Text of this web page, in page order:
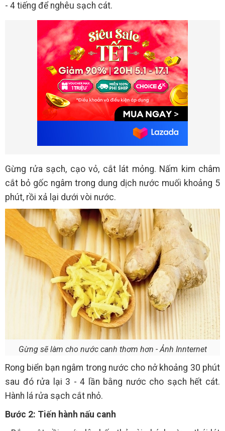
- 4 tiếng để nghêu sạch cát.
Gừng rửa sạch, cạo vỏ, cắt lát mỏng. Nấm kim châm
cắt bỏ gốc ngâm trong dung dịch nước muối khoảng 5
phút, rồi xả lại dưới vòi nước.
Gừng sẽ làm cho nước canh thơm hơn - Ảnh Innternet
Rong biển bạn ngâm trong nước cho nở khoảng 30 phút
sau đó rửa lại 3 - 4 lần bằng nước cho sạch hết cát.
Hành lá rửa sạch cắt nhỏ.
Bước 2: Tiến hành nấu canh